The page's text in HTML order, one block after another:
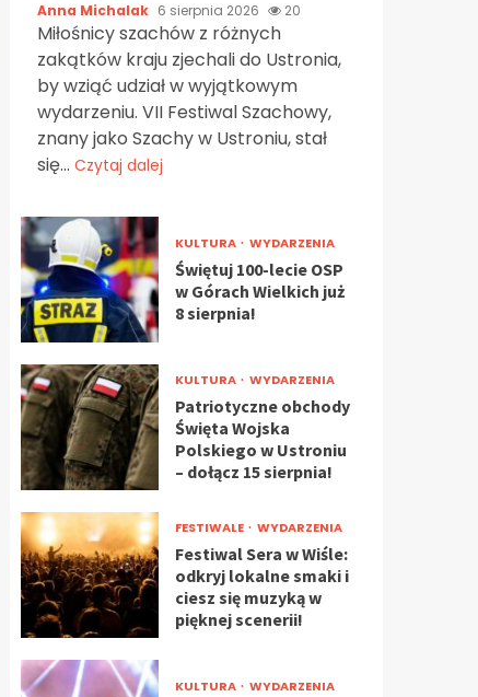
Anna Michalak 6 sierpnia 2026 20
Miłośnicy szachów z różnych
zakątków kraju zjechali do Ustronia,
by wziąć udział w wyjątkowym
wydarzeniu. VII Festiwal Szachowy,
znany jako Szachy w Ustroniu, stał
się... Czytaj dalej
KULTURA WYDARZENIA
Świętuj 100-lecie OSP
w Górach Wielkich już
8 sierpnia!
KULTURA WYDARZENIA
Patriotyczne obchody
Święta Wojska
Polskiego w Ustroniu
– dołącz 15 sierpnia!
FESTIWALE WYDARZENIA
Festiwal Sera w Wiśle:
odkryj lokalne smaki i
ciesz się muzyką w
pięknej scenerii!
KULTURA WYDARZENIA